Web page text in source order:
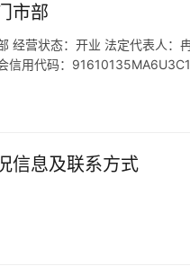
市部
经营状态：开业 法定代表人：
用代码：
信息及联系方式